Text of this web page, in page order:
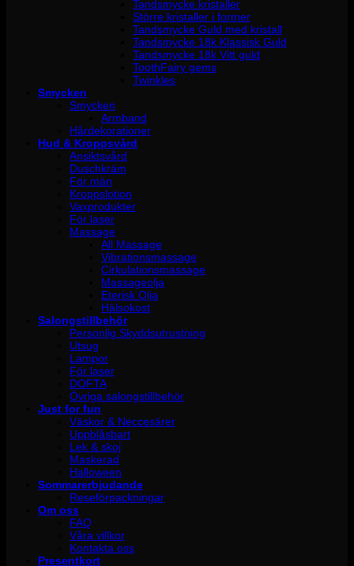
Tandsmycke kristaller
Större kristaller i former
Tandsmycke Guld med kristall
Tandsmycke 18k Klassisk Guld
Tandsmycke 18k Vitt guld
ToothFairy gems
Twinkles
Smycken
Smycken
Armband
Hårdekorationer
Hud & Kroppsvård
Ansiktsvård
Duschkräm
För män
Kroppslotion
Vaxprodukter
För laser
Massage
All Massage
Vibrationsmassage
Cirkulationsmassage
Massageolja
Eterisk Olja
Hälsokost
Salongstillbehör
Personlig Skyddsutrustning
Utsug
Lampor
För laser
DOFTA
Övriga salongstillbehör
Just for fun
Väskor & Neccesärer
Uppblåsbart
Lek & skoj
Maskerad
Halloween
Sommarerbjudande
Reseförpackningar
Om oss
FAQ
Våra villkor
Kontakta oss
Presentkort